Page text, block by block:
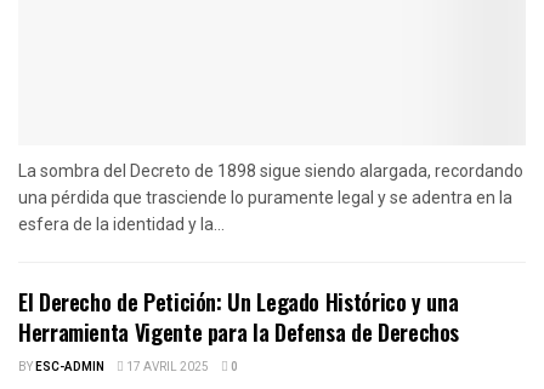
La sombra del Decreto de 1898 sigue siendo alargada, recordando
una pérdida que trasciende lo puramente legal y se adentra en la
esfera de la identidad y la...
El Derecho de Petición: Un Legado Histórico y una
Herramienta Vigente para la Defensa de Derechos
BYESC-ADMIN 17 AVRIL 2025 0